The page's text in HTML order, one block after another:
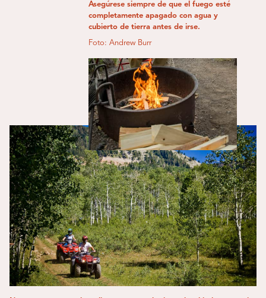
Asegúrese siempre de que el fuego esté
completamente apagado con agua y
cubierto de tierra antes de irse.
Foto: Andrew Burr